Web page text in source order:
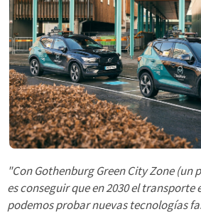
"Con Gothenburg Green City Zone
es conseguir que en 2030 el transporte
podemos probar nuevas tecnologías